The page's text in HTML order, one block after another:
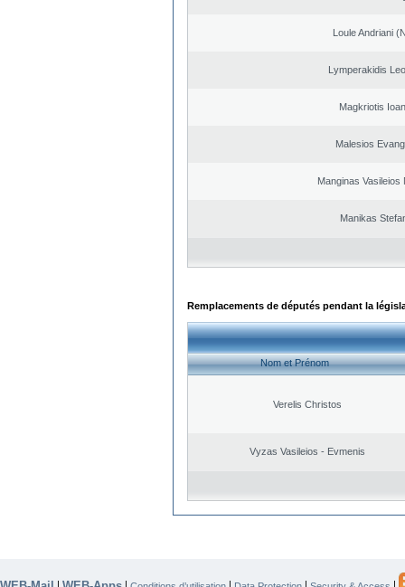
Loule Andriani
Lymperakidis
Magkriotis
Malesios
Manginas Vasileios
Manikas
Remplacements de députés pendant la
Nom et Prénom
Verelis Christos
Vyzas Vasileios - Evmenis
| | | | |